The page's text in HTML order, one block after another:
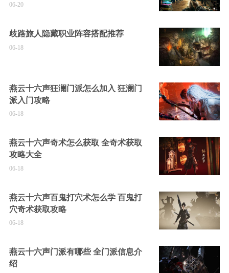
06-20
歧路旅人隐藏职业阵容搭配推荐
06-18
燕云十六声狂澜门派怎么加入 狂澜门
派入门攻略
06-18
燕云十六声奇术怎么获取 全奇术获取
攻略大全
06-18
燕云十六声百鬼打穴术怎么学 百鬼打
穴奇术获取攻略
06-18
燕云十六声门派有哪些 全门派信息介
绍